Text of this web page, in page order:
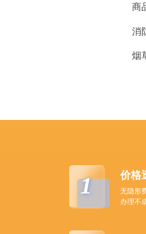
商
消
烟
1 价格
无隐形
办理不